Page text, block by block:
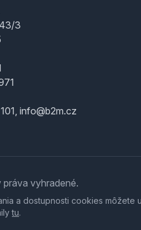
3
info@b2m.cz
vyhradené.
a dostupnosti cookies môžete
tu.